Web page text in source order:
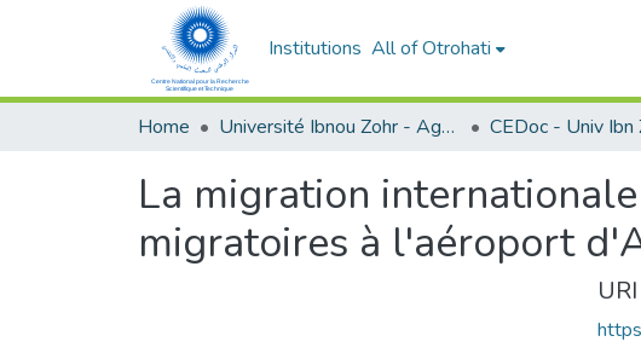
Institutions All of Otrohati
Home Université Ibnou Zohr - Agadir CEDoc - Univ Ibn
La migration
migratoires à l'aéroport
URI